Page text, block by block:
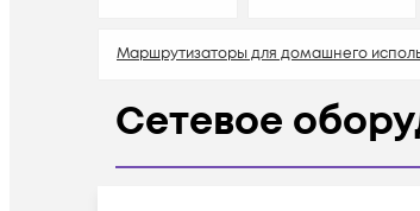
Маршрутизаторы для домашнего
Сетевое